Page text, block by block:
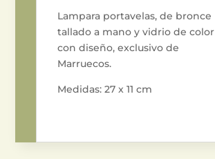
Lampara portavelas, de bronce
tallado a mano y vidrio de color
con diseño, exclusivo de
Marruecos.
Medidas: 27 x 11 cm